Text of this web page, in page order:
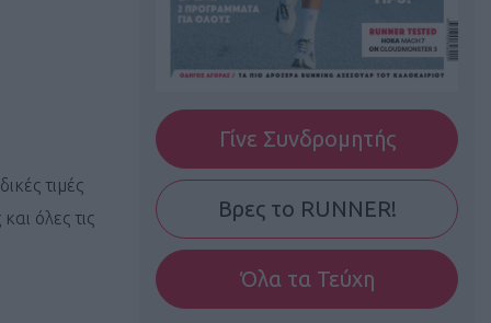
τιμές
όλες τις
Γίνε Συνδρομητής
Βρες το RUNNER!
Όλα τα Τεύχη